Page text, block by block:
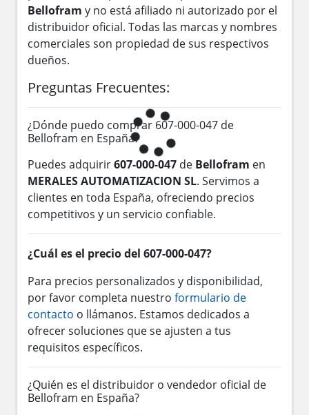
Bellofram y no está afiliado ni autorizado por el
distribuidor oficial. Todas las marcas y nombres
comerciales son propiedad de sus respectivos
dueños.
Preguntas Frecuentes:
¿Dónde puedo comprar 607-000-047 de
Bellofram en España?
Puedes adquirir607-000-047 de Bellofram en
MERALES AUTOMATIZACION SL. Servimos a
clientes en toda España, ofreciendo precios
competitivos y un servicio confiable.
¿Cuál es el precio del 607-000-047?
Para precios personalizados y disponibilidad,
por favor completa nuestro formulario de
contacto o llámanos. Estamos dedicados a
ofrecer soluciones que se ajusten a tus
requisitos específicos.
¿Quién es el distribuidor o vendedor oficial de
Bellofram en España?